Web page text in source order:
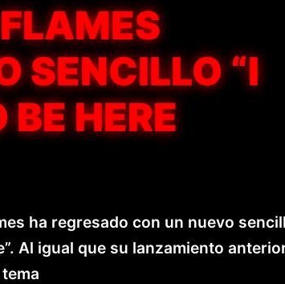
SENCILLO “I
HERE
ha regresado con un nuevo
Al igual que su lanzamiento